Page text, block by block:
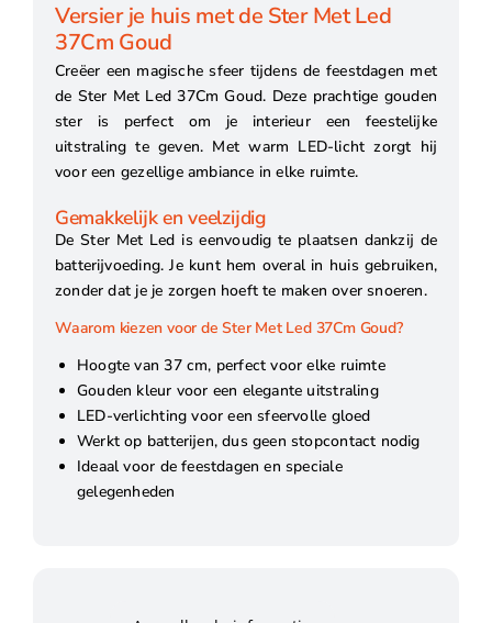
Versier je huis met de Ster Met Led
37Cm Goud
Creëer een magische sfeer tijdens de feestdagen met
de Ster Met Led 37Cm Goud. Deze prachtige gouden
ster is perfect om je interieur een feestelijke
uitstraling te geven. Met warm LED-licht zorgt hij
voor een gezellige ambiance in elke ruimte.
Gemakkelijk en veelzijdig
De Ster Met Led is eenvoudig te plaatsen dankzij de
batterijvoeding. Je kunt hem overal in huis gebruiken,
zonder dat je je zorgen hoeft te maken over snoeren.
Waarom kiezen voor de Ster Met Led 37Cm Goud?
Hoogte van 37 cm, perfect voor elke ruimte
Gouden kleur voor een elegante uitstraling
LED-verlichting voor een sfeervolle gloed
Werkt op batterijen, dus geen stopcontact nodig
Ideaal voor de feestdagen en speciale
gelegenheden